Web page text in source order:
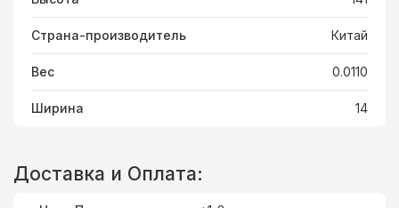
Страна-производитель Китай
Вес 0.0110
Ширина 14
Доставка и Оплата: